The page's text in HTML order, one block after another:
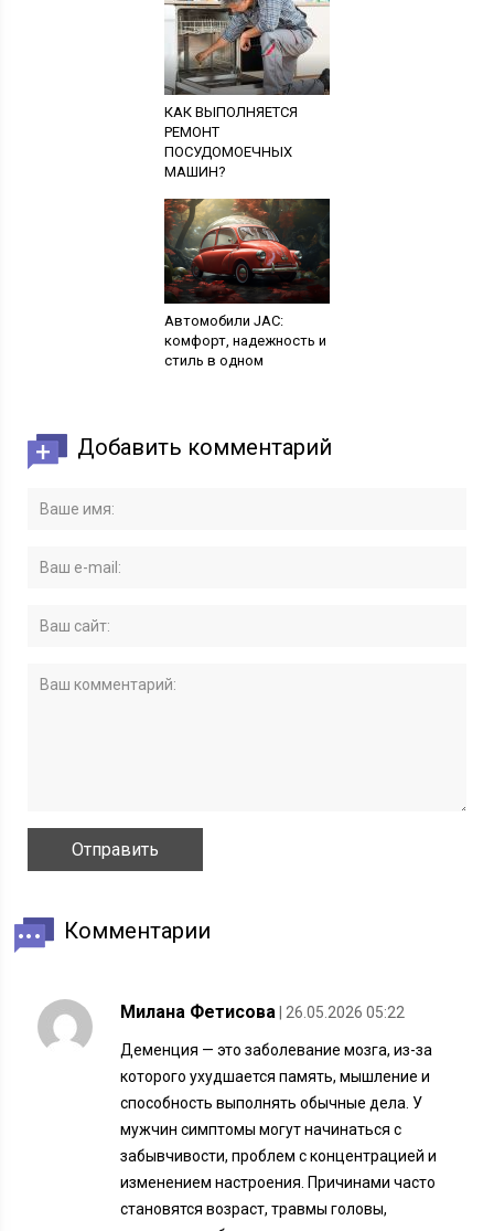
КАК ВЫПОЛНЯЕТСЯ
РЕМОНТ
ПОСУДОМОЕЧНЫХ
МАШИН?
Автомобили JAC:
комфорт, надежность и
стиль в одном
Добавить комментарий
Комментарии
Милана Фетисова | 26.05.2026 05:22
Деменция — это заболевание мозга, из-за
которого ухудшается память, мышление и
способность выполнять обычные дела. У
мужчин симптомы могут начинаться с
забывчивости, проблем с концентрацией и
изменением настроения. Причинами часто
становятся возраст, травмы головы,